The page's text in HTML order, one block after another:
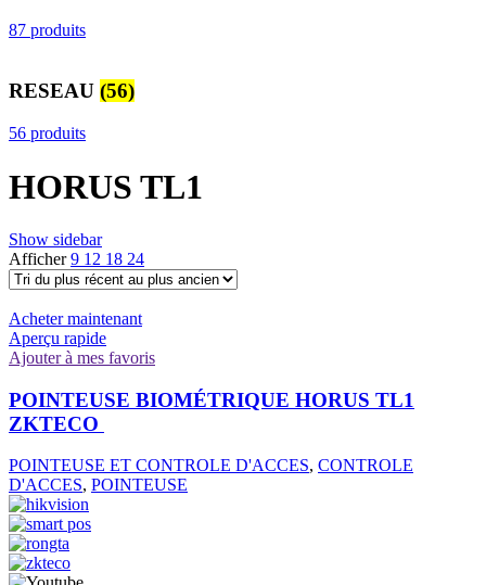
87 produits
RESEAU (56)
56 produits
HORUS TL1
Show sidebar
Afficher9 12 18 24
Acheter maintenant
Aperçu rapide
Ajouter à mes favoris
POINTEUSE BIOMÉTRIQUE HORUS TL1
ZKTECO
POINTEUSE ET CONTROLE D'ACCES, CONTROLE
D'ACCES, POINTEUSE